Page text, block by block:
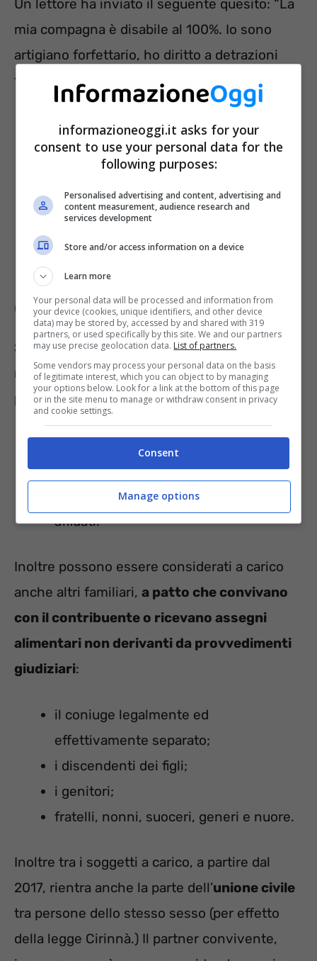
Un lettore ha inviato il seguente quesito: “La
mia compagna è disabile al 100%. Io sono
artigiano forfettario, ho diritto a detrazioni
fiscali?”
Chi sono i familiari a carico
Sono considerati fiscalmente a carico, se
rientranti nei limiti di reddito già indicati in
precedenza:
effettivamente separato;
i figli, compresi quelli adottivi, affiliati o
affidati.
Inoltre possono essere considerati a carico
anche altri familiari, a patto che convivano
con il contribuente o ricevano assegni
alimentari non derivanti da provvedimenti
giudiziari:
il coniuge legalmente ed
effettivamente separato;
i discendenti dei figli;
i genitori;
fratelli, nonni, suoceri, generi e nuore.
Inoltre tra i soggetti a carico, a partire dal
2017, rientra anche la parte dell’unione civile
tra persone dello stesso sesso (per effetto
della legge Cirinnà.) Il partner convivente,
informazioneoggi.it asks for your
consent to use your personal data for the
following purposes:
Personalised advertising and content, advertising and
content measurement, audience research and
services development
Store and/or access information on a device
Learn more
Your personal data will be processed and information from
your device (cookies, unique identifiers, and other device
data) may be stored by, accessed by and shared with 319
partners, or used specifically by this site. We and our partners
may use precise geolocation data. List of partners.
Some vendors may process your personal data on the basis
of legitimate interest, which you can object to by managing
your options below. Look for a link at the bottom of this page
or in the site menu to manage or withdraw consent in privacy
and cookie settings.
Consent
Manage options